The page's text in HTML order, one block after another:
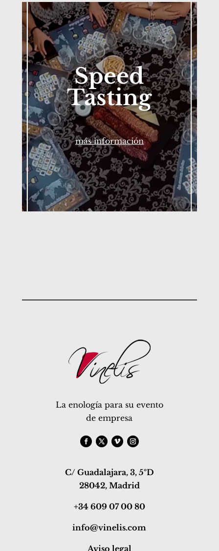
Speed
Tasting
más información
La enología para su evento
de empresa
C/ Guadalajara, 3, 5ºD
28042, Madrid
+34 609 07 00 80
info@vinelis.com
Aviso legal